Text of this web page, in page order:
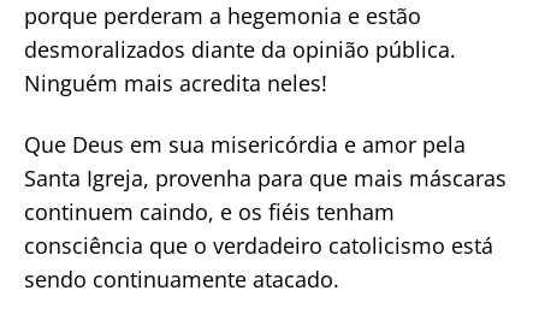
porque perderam a hegemonia e estão
desmoralizados diante da opinião pública.
Ninguém mais acredita neles!
Que Deus em sua misericórdia e amor pela
Santa Igreja, provenha para que mais máscaras
continuem caindo, e os fiéis tenham
consciência que o verdadeiro catolicismo está
sendo continuamente atacado.